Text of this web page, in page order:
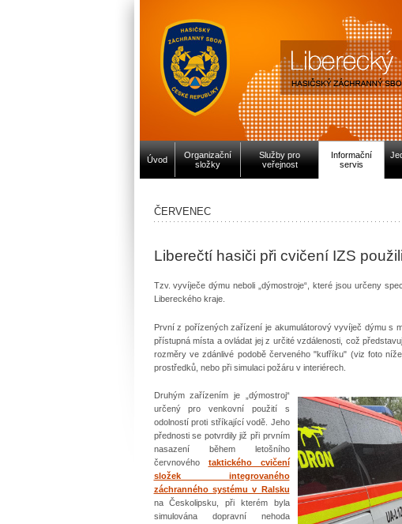
Úvod
Organizační
složky
Služby pro
veřejnost
Informační
servis
ČERVENEC
Liberečtí hasiči při cvičení IZS
Tzv. vyvíječe dýmu neboli „dýmostroje“, které jsou určeny
Libereckého kraje.
První z pořízených zařízení je akumulátorový vyvíječ dýmu s
přístupná místa a ovládat jej z určité vzdálenosti, což
rozměry ve zdánlivé podobě červeného "kufříku" (viz foto
prostředků, nebo při simulaci požáru v interiérech.
Druhým zařízením je „dýmostroj“
určený pro venkovní použití s
odolností proti stříkající vodě. Jeho
přednosti se potvrdily již při prvním
nasazení během letošního
červnového taktického cvičení
složek integrovaného
záchranného systému v Ralsku
na Českolipsku, při kterém byla
simulována dopravní nehoda